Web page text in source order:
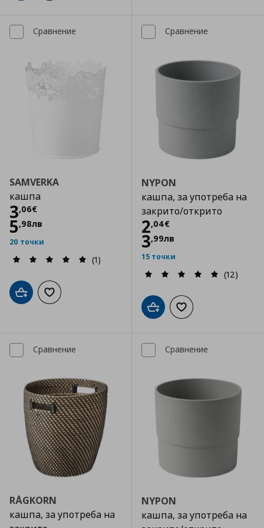
Сравнение
SAMVERKA
кашпа
3,06€
Цена
5,98лв
20 точки
(1)
Добави в кошницата
Добави към списъка с любими
Сравнение
NYPON
кашпа, за употреба на
закрито/открито
2,04€
Цена
3,99лв
15 точки
(12)
Добави в кошницата
Добави към
Сравнение
RÅGKORN
кашпа, за употреба на
Сравнение
NYPON
кашпа, за употреба на